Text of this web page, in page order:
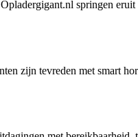
springen
zijn tevreden met smart